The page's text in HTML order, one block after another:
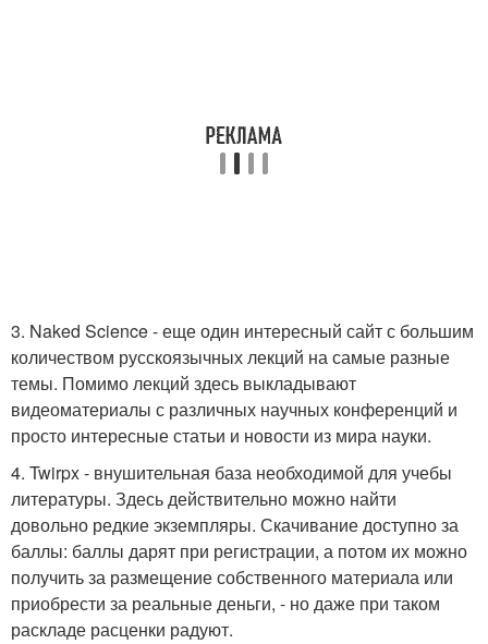
3. Naked Science - еще один интересный сайт с большим
количеством русскоязычных лекций на самые разные
темы. Помимо лекций здесь выкладывают
видеоматериалы с различных научных конференций и
просто интересные статьи и новости из мира науки.
4. Twirpx - внушительная база необходимой для учебы
литературы. Здесь действительно можно найти
довольно редкие экземпляры. Скачивание доступно за
баллы: баллы дарят при регистрации, а потом их можно
получить за размещение собственного материала или
приобрести за реальные деньги, - но даже при таком
раскладе расценки радуют.